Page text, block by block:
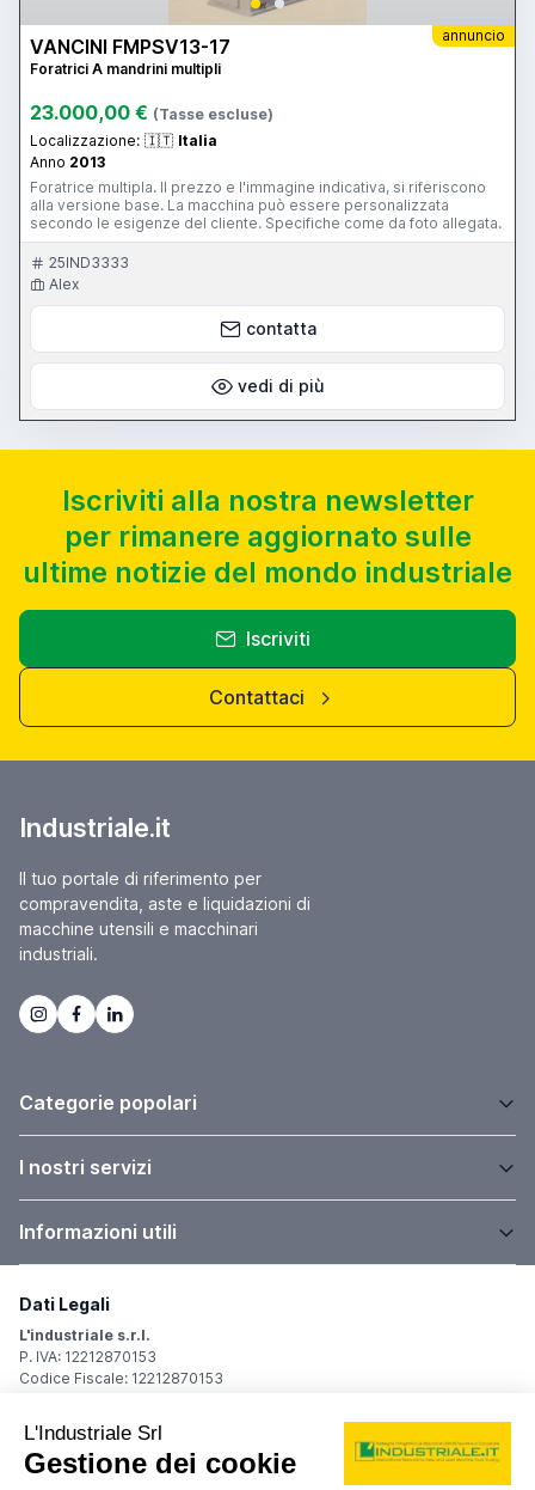
annuncio
VANCINI FMPSV13-17
Foratrici A mandrini multipli
23.000,00 € (Tasse escluse)
Localizzazione: 🇮🇹 Italia
Anno 2013
Foratrice multipla. Il prezzo e l'immagine indicativa, si riferiscono
alla versione base. La macchina può essere personalizzata
secondo le esigenze del cliente. Specifiche come da foto allegata.
25IND3333
Alex
contatta
vedi di più
Iscriviti alla nostra newsletter
per rimanere aggiornato sulle
ultime notizie del mondo industriale
Iscriviti
Contattaci
Industriale.it
Il tuo portale di riferimento per
compravendita, aste e liquidazioni di
macchine utensili e macchinari
industriali.
Categorie popolari
I nostri servizi
Informazioni utili
Dati Legali
L'industriale s.r.l.
P. IVA: 12212870153
Codice Fiscale: 12212870153
Sede Legale
Via Carlo Dolci, 32
20148 Milano (MI)